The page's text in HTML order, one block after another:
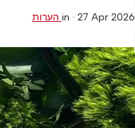
in · 27 Apr 2026